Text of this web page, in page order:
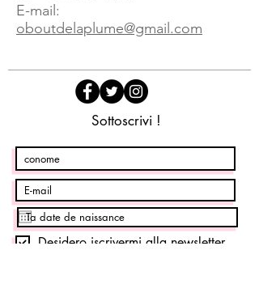
E-mail:
oboutdelaplume@gmail.com
Sottoscrivi !
Desidero iscrivermi alla newsletter